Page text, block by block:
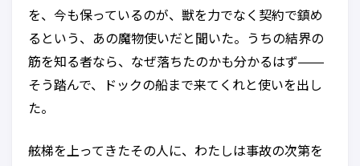
を、今も保っているのが、獣を力でなく契約で鎮め
るという、あの魔物使いだと聞いた。うちの結界の
筋を知る者なら、なぜ落ちたのかも分かるはず——
そう踏んで、ドックの船まで来てくれと使いを出し
た。
舷梯を上ってきたその人に、わたしは事故の次第を